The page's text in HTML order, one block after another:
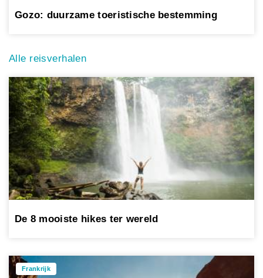
Gozo: duurzame toeristische bestemming
Alle reisverhalen
De 8 mooiste hikes ter wereld
Frankrijk